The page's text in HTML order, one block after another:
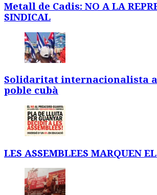
Metall de Cadis: NO A LA
SINDICAL
Solidaritat internacionalista
poble cubà
LES ASSEMBLEES MARQUEN